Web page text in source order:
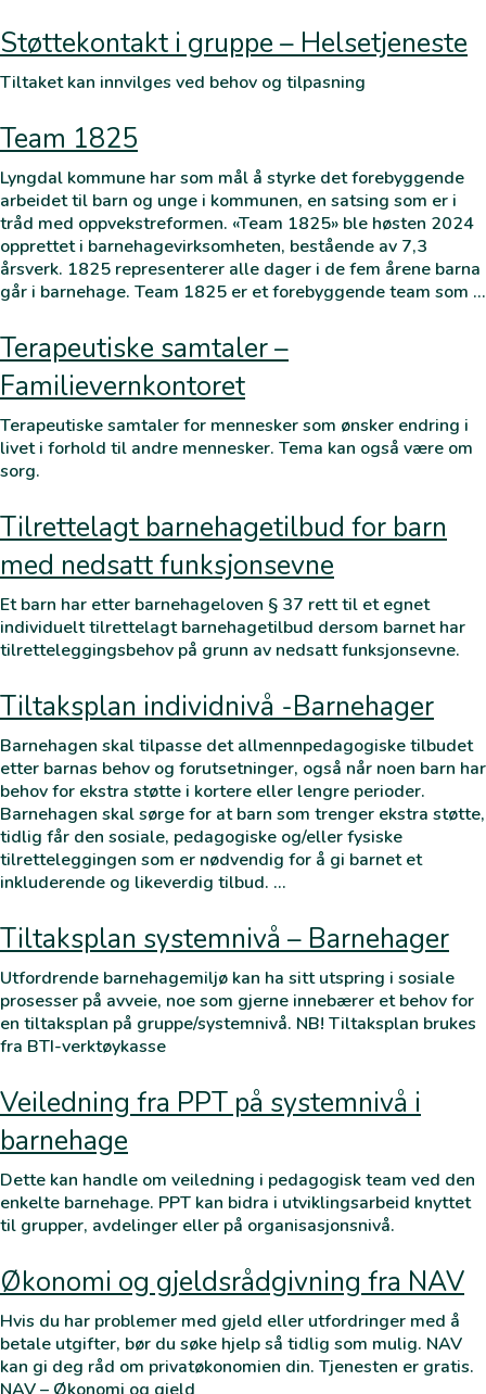
Støttekontakt i gruppe – Helsetjeneste
Tiltaket kan innvilges ved behov og tilpasning
Team 1825
Lyngdal kommune har som mål å styrke det forebyggende
arbeidet til barn og unge i kommunen, en satsing som er i
tråd med oppvekstreformen. «Team 1825» ble høsten 2024
opprettet i barnehagevirksomheten, bestående av 7,3
årsverk. 1825 representerer alle dager i de fem årene barna
går i barnehage. Team 1825 er et forebyggende team som …
Terapeutiske samtaler –
Familievernkontoret
Terapeutiske samtaler for mennesker som ønsker endring i
livet i forhold til andre mennesker. Tema kan også være om
sorg.
Tilrettelagt barnehagetilbud for barn
med nedsatt funksjonsevne
Et barn har etter barnehageloven § 37 rett til et egnet
individuelt tilrettelagt barnehagetilbud dersom barnet har
tilretteleggingsbehov på grunn av nedsatt funksjonsevne.
Tiltaksplan individnivå -Barnehager
Barnehagen skal tilpasse det allmennpedagogiske tilbudet
etter barnas behov og forutsetninger, også når noen barn har
behov for ekstra støtte i kortere eller lengre perioder.
Barnehagen skal sørge for at barn som trenger ekstra støtte,
tidlig får den sosiale, pedagogiske og/eller fysiske
tilretteleggingen som er nødvendig for å gi barnet et
inkluderende og likeverdig tilbud. …
Tiltaksplan systemnivå – Barnehager
Utfordrende barnehagemiljø kan ha sitt utspring i sosiale
prosesser på avveie, noe som gjerne innebærer et behov for
en tiltaksplan på gruppe/systemnivå. NB! Tiltaksplan brukes
fra BTI-verktøykasse
Veiledning fra PPT på systemnivå i
barnehage
Dette kan handle om veiledning i pedagogisk team ved den
enkelte barnehage. PPT kan bidra i utviklingsarbeid knyttet
til grupper, avdelinger eller på organisasjonsnivå.
Økonomi og gjeldsrådgivning fra NAV
Hvis du har problemer med gjeld eller utfordringer med å
betale utgifter, bør du søke hjelp så tidlig som mulig. NAV
kan gi deg råd om privatøkonomien din. Tjenesten er gratis.